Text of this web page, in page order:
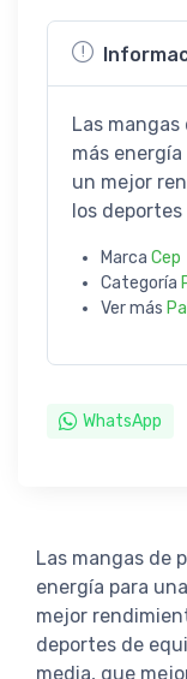
Las
más
un mejor
los
Marca Cep
Categoría
Ver más
WhatsApp
Las mangas de
energía para
mejor
deportes de
media, que